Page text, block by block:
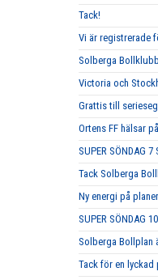
Tack!
Vi är registrerade
Solberga
Victoria och
Grattis till
Ortens FF hälsar
SUPER SÖNDAG 7
Tack Solberga
Ny energi på
SUPER SÖNDAG
Solberga Bollplan
Tack för en lyckad